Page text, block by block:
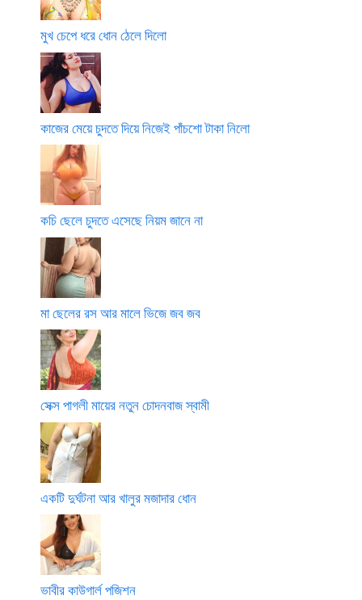
মুখ চেপে ধরে ধোন ঠেলে দিলো
কাজের মেয়ে চুদতে দিয়ে নিজেই পাঁচশো টাকা নিলো
কচি ছেলে চুদতে এসেছে নিয়ম জানে না
মা ছেলের রস আর মালে ভিজে জব জব
সেক্স পাগলী মায়ের নতুন চোদনবাজ স্বামী
একটি দুর্ঘটনা আর খালুর মজাদার ধোন
ভাবীর কাউগার্ল পজিশন